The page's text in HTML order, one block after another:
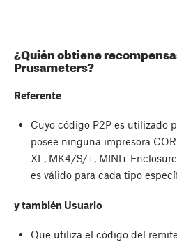
¿Quién obtiene
Prusameters?
Referente
Cuyo código P2P es utilizado
posee ninguna impresora
XL, MK4/S/+, MINI+
es válido para cada tipo
y también Usuario
Que utiliza el código del